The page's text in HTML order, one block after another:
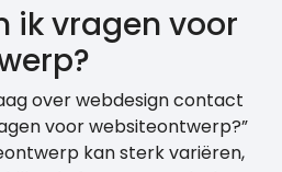
ik vragen voor
over webdesign contact
voor websiteontwerp?”
kan sterk variëren,